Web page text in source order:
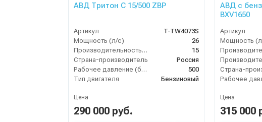
АВД Тритон C 15/500 ZBP
Артикул
T-TW4073S
Мощность (л/с)
26
Производительность (л/мин)
15
Страна-производитель
Россия
Рабочее давление (бар)
500
Тип двигателя
Бензиновый
Цена
290 000 руб.
АВД с
BXV1650
Артикул
Мощность
Страна-
Цена
315 000